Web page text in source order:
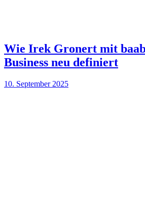
Wie Irek Gronert mit
Business neu definiert
10. September 2025